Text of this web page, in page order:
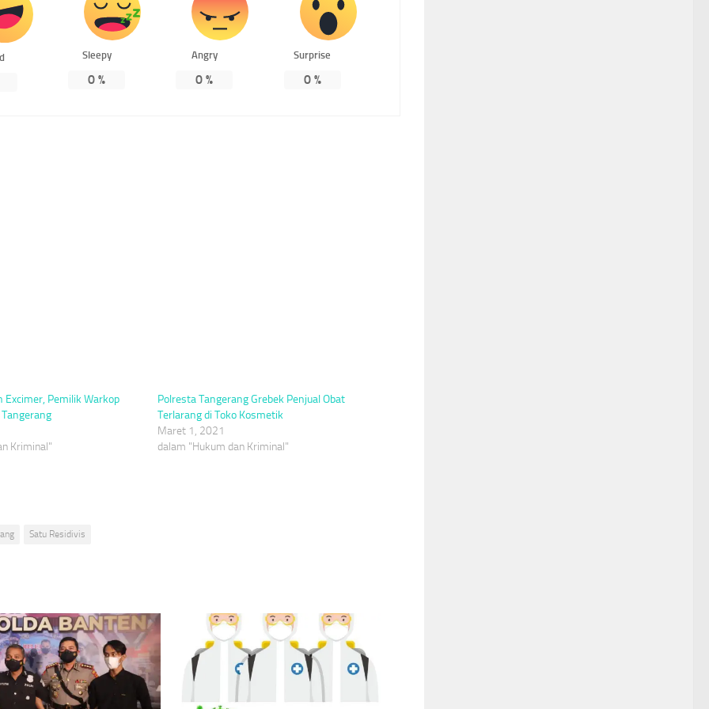
Sleepy
0 %
Angry
0 %
Surprise
0%
Excimer, Pemilik Warkop
Kriminal"
Polresta Tangerang Grebek Penjual Obat
Terlarang di Toko Kosmetik
Maret 1, 2021
dalam "Hukum dan Kriminal"
Satu Residivis